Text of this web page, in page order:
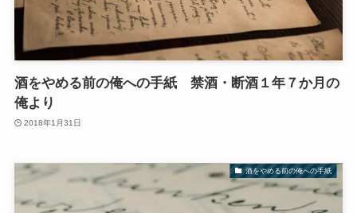
酒をやめる前の俺への手紙 禁酒・断酒１年７か月の
俺より
2018年1月31日
酒をやめる前の俺への手紙